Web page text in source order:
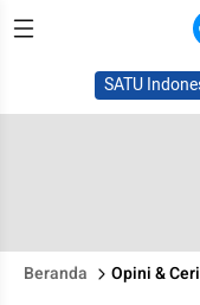
SATU
Beranda Opini &